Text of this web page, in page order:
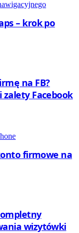
– krok po
na FB?
Facebook
firmowe na
wizytówki